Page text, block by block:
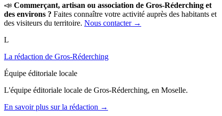
📣 Commerçant, artisan ou association de Gros-Réderching et
des environs ? Faites connaître votre activité auprès des habitants et
des visiteurs du territoire. Nous contacter →
L
La rédaction de Gros-Réderching
Équipe éditoriale locale
L'équipe éditoriale locale de Gros-Réderching, en Moselle.
En savoir plus sur la rédaction →